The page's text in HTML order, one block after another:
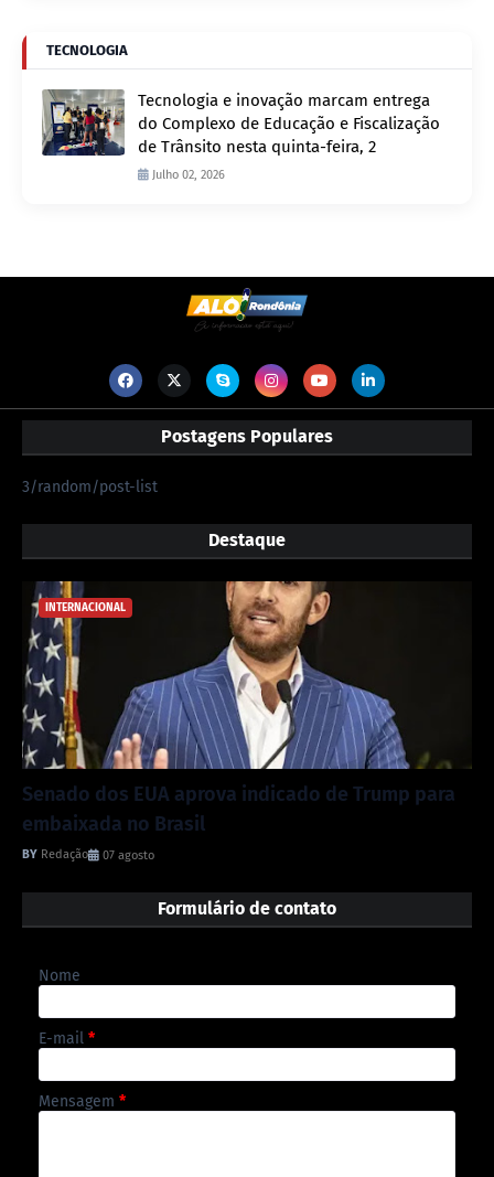
TECNOLOGIA
Tecnologia e inovação marcam entrega
do Complexo de Educação e Fiscalização
de Trânsito nesta quinta-feira, 2
Julho 02, 2026
Postagens Populares
3/random/post-list
Destaque
INTERNACIONAL
Senado dos EUA aprova indicado de Trump para
embaixada no Brasil
Redação 07 agosto
Formulário de contato
Nome
E-mail *
Mensagem *